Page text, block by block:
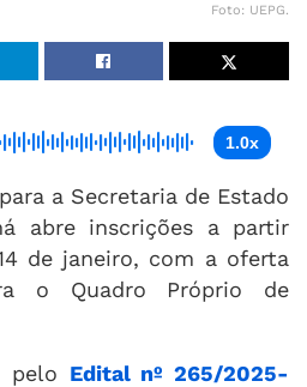
Foto: UEPG.
1.0x
a Secretaria de Estado
abre inscrições a partir
de janeiro, com a oferta
o Quadro Próprio de
pelo Edital nº 265/2025-